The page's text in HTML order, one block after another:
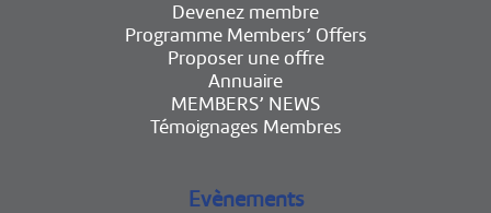
Devenez membre
Programme Members’ Offers
Proposer une offre
Annuaire
MEMBERS’ NEWS
Témoignages Membres
Evènements